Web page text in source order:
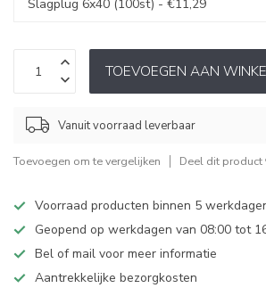
TOEVOEGEN AAN
Vanuit voorraad leverbaar
Toevoegen om te vergelijken Deel dit product
Voorraad producten binnen 5
Geopend op werkdagen van 08:00 tot
Bel of mail voor meer informatie
Aantrekkelijke bezorgkosten